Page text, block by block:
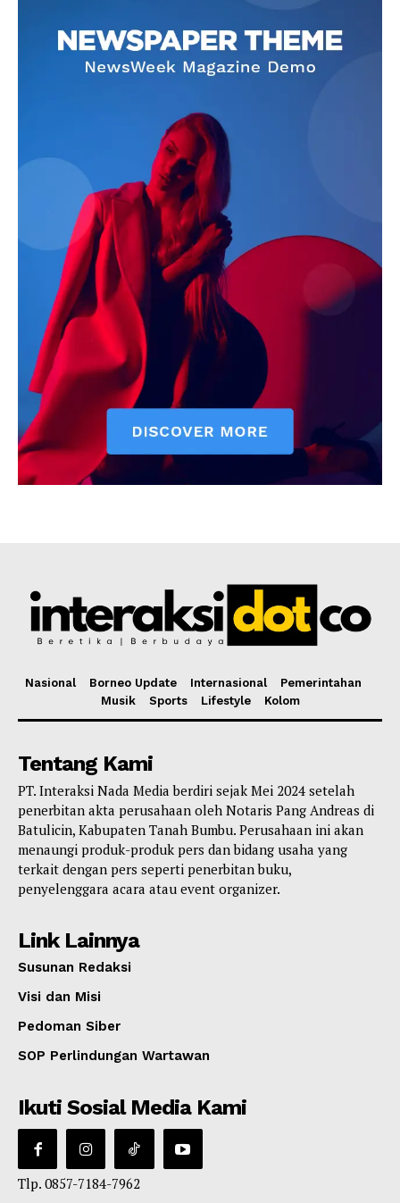
Nasional Borneo Update Internasional
Pemerintahan
Musik
Sports Lifestyle Kolom
Tentang Kami
PT. Interaksi Nada Media berdiri sejak Mei 2024 setelah
penerbitan akta perusahaan oleh Notaris Pang Andreas di
Batulicin, Kabupaten Tanah Bumbu. Perusahaan ini akan
menaungi produk-produk pers dan bidang usaha yang
terkait dengan pers seperti penerbitan buku,
penyelenggara acara atau event organizer.
Link Lainnya
Susunan Redaksi
Visi dan Misi
Pedoman Siber
SOP Perlindungan Wartawan
Ikuti Sosial Media Kami
Tlp. 0857-7184-7962